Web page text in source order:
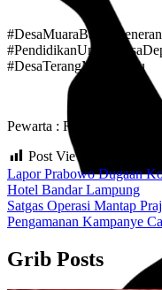
#DesaMuaraBaru
#DesaTerangMuaraBaru
Pewarta : Rinto Andreas
Post Views:
Navigasi
pos
Lapor Prabowo Dugaan
Hotel Bandar Lampung
Satgas Operasi Mantap
Pengamanan Kampanye
Grib Posts